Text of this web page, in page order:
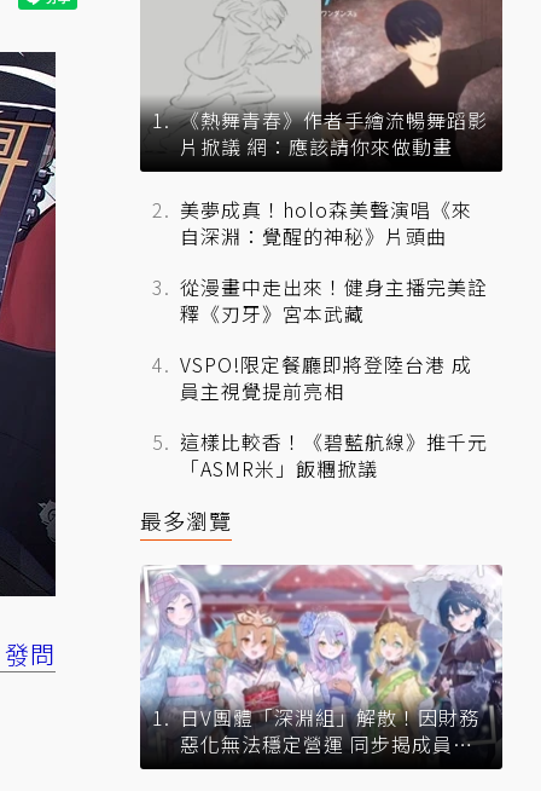
問
《熱舞青春》作者手繪流暢舞蹈影
片掀議 網：應該請你來做動畫
美夢成真！holo森美聲演唱《來
自深淵：覺醒的神秘》片頭曲
從漫畫中走出來！健身主播完美詮
釋《刃牙》宮本武藏
VSPO!限定餐廳即將登陸台港 成
員主視覺提前亮相
這樣比較香！《碧藍航線》推千元
「ASMR米」飯糰掀議
最多瀏覽
日V團體「深淵組」解散！因財務
惡化無法穩定營運 同步揭成員未
來去向